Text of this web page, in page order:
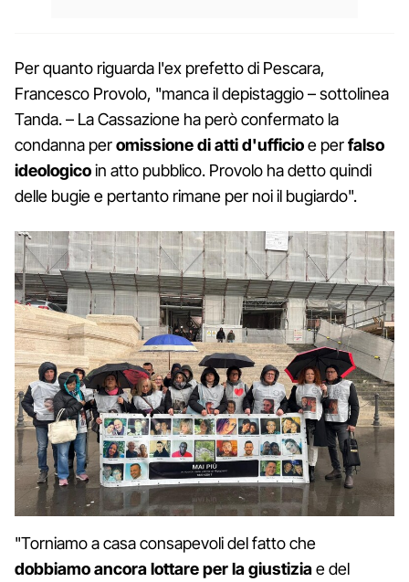
Per quanto riguarda l'ex prefetto di Pescara,
Francesco Provolo, "manca il depistaggio – sottolinea
Tanda. – La Cassazione ha però confermato la
condanna peromissione di atti d'ufficioe perfalso
ideologicoin atto pubblico. Provolo ha detto quindi
delle bugie e pertanto rimane per noi il bugiardo".
"Torniamo a casa consapevoli del fatto che
dobbiamo ancora lottare per la giustiziae del